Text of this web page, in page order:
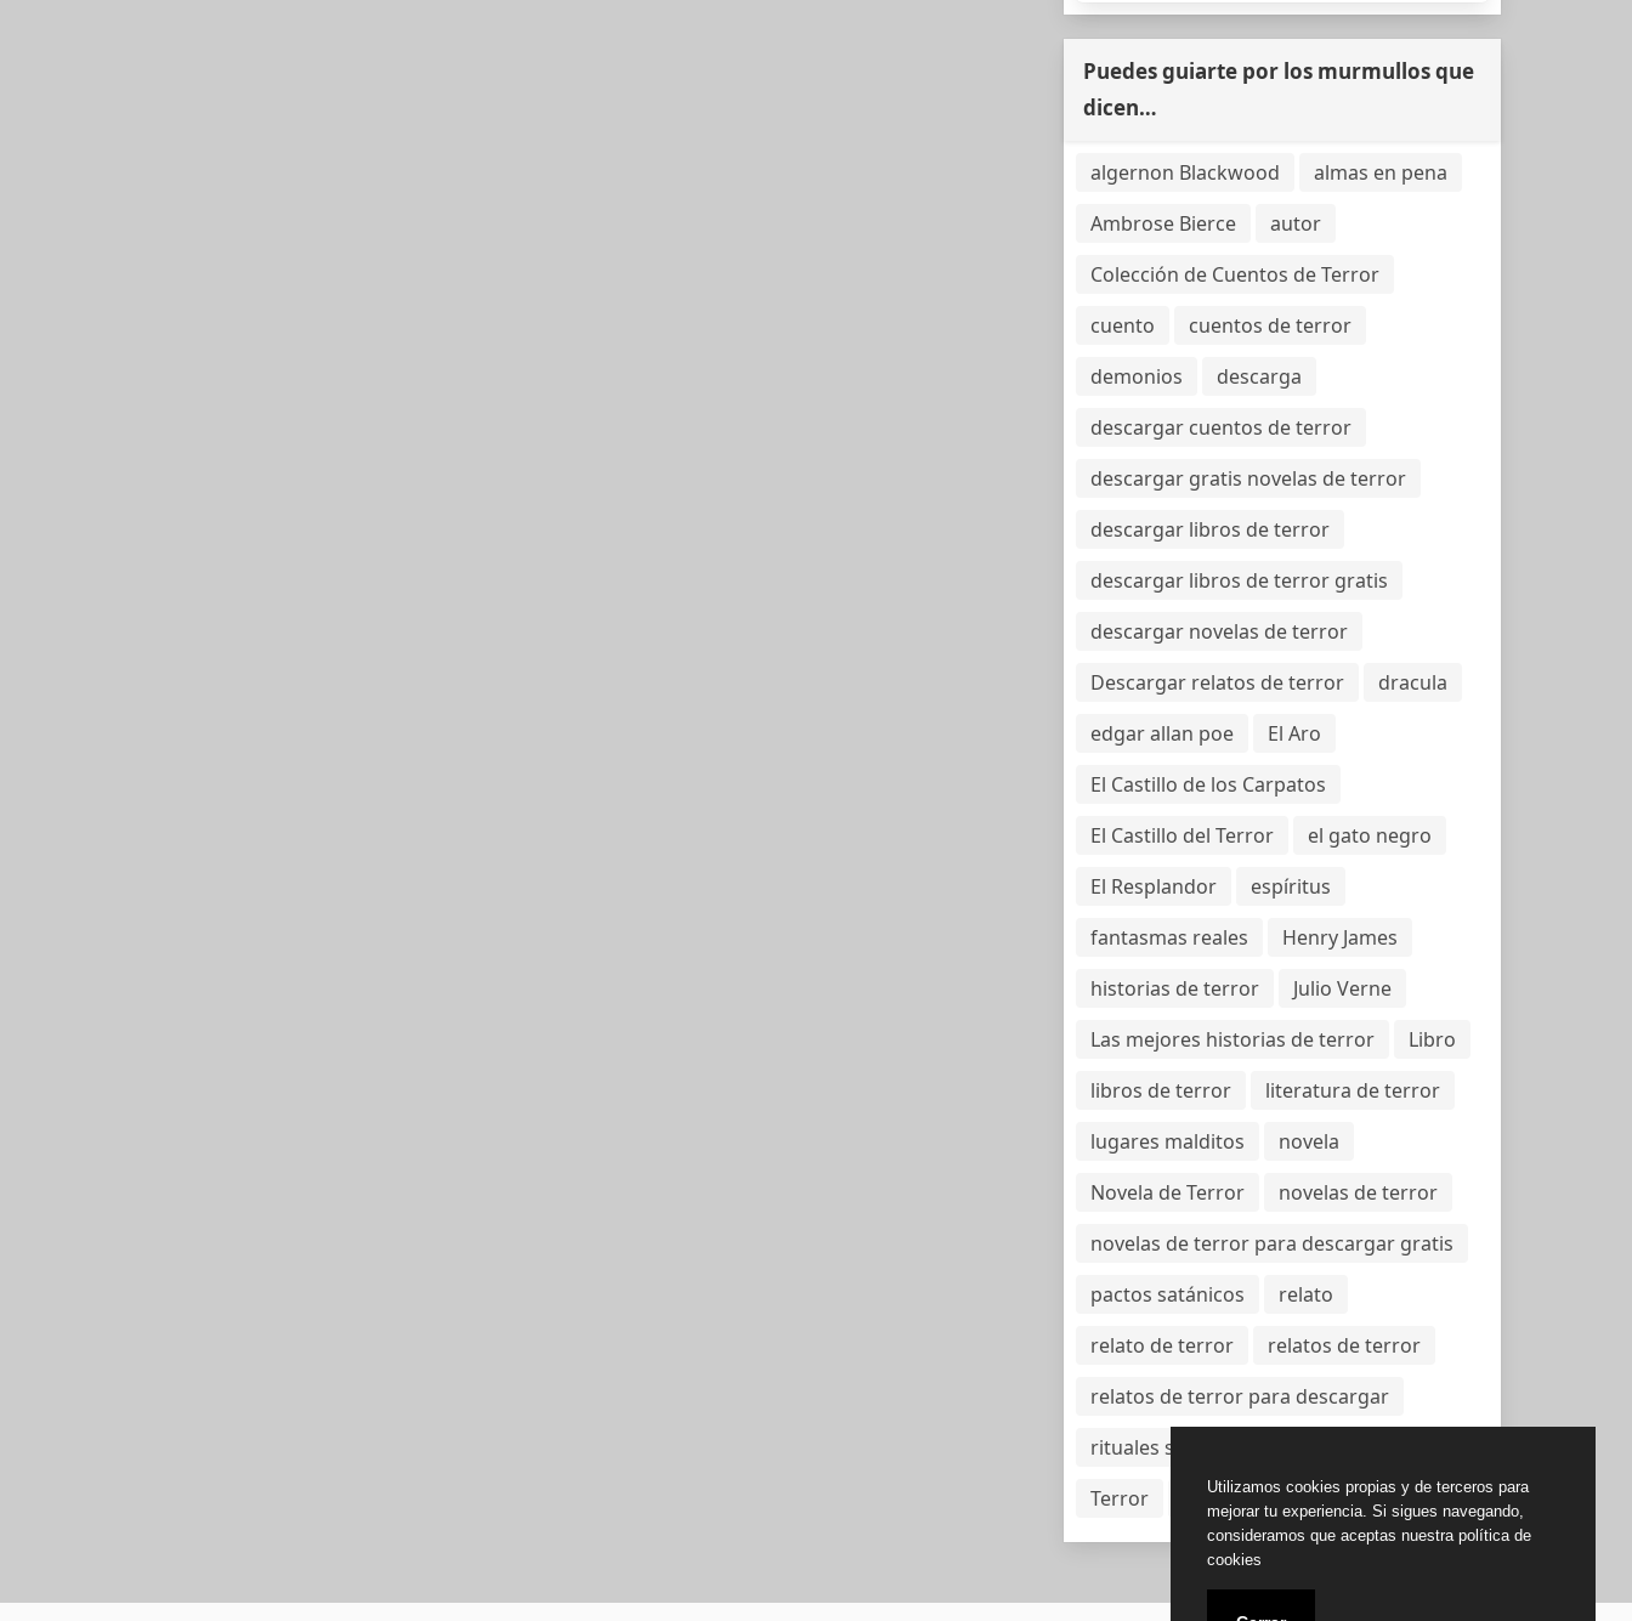
Puedes guiarte por los murmullos que
dicen…
algernon Blackwood
almas en pena
Ambrose Bierce
autor
Colección de Cuentos de Terror
cuento
cuentos de terror
demonios
descarga
descargar cuentos de terror
descargar gratis novelas de terror
descargar libros de terror
descargar libros de terror gratis
descargar novelas de terror
Descargar relatos de terror
dracula
edgar allan poe
El Aro
El Castillo de los Carpatos
El Castillo del Terror
el gato negro
El Resplandor
espíritus
fantasmas reales
Henry James
historias de terror
Julio Verne
Las mejores historias de terror
Libro
libros de terror
literatura de terror
lugares malditos
novela
Novela de Terror
novelas de terror
novelas de terror para descargar gratis
pactos satánicos
relato
relato de terror
relatos de terror
relatos de terror para descargar
rituales satánicos
Terror
vampiros
Utilizamos cookies propias y de terceros para
mejorar tu experiencia. Si sigues navegando,
consideramos que aceptas nuestra política de
cookies